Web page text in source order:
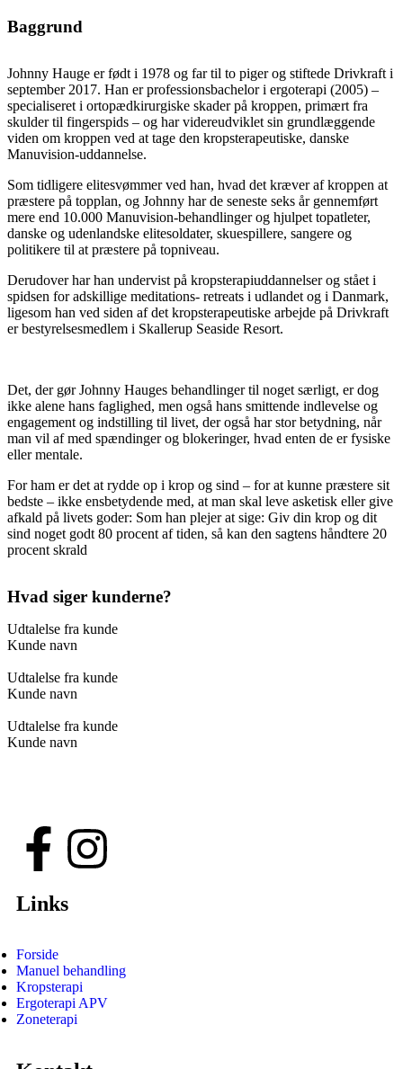
Baggrund
Johnny Hauge er født i 1978 og far til to piger og stiftede Drivkraft i
september 2017. Han er professionsbachelor i ergoterapi (2005) –
specialiseret i ortopædkirurgiske skader på kroppen, primært fra
skulder til fingerspids – og har videreudviklet sin grundlæggende
viden om kroppen ved at tage den kropsterapeutiske, danske
Manuvision-uddannelse.
Som tidligere elitesvømmer ved han, hvad det kræver af kroppen at
præstere på topplan, og Johnny har de seneste seks år gennemført
mere end 10.000 Manuvision-behandlinger og hjulpet topatleter,
danske og udenlandske elitesoldater, skuespillere, sangere og
politikere til at præstere på topniveau.
Derudover har han undervist på kropsterapiuddannelser og stået i
spidsen for adskillige meditations- retreats i udlandet og i Danmark,
ligesom han ved siden af det kropsterapeutiske arbejde på Drivkraft
er bestyrelsesmedlem i Skallerup Seaside Resort.
Det, der gør Johnny Hauges behandlinger til noget særligt, er dog
ikke alene hans faglighed, men også hans smittende indlevelse og
engagement og indstilling til livet, der også har stor betydning, når
man vil af med spændinger og blokeringer, hvad enten de er fysiske
eller mentale.
For ham er det at rydde op i krop og sind – for at kunne præstere sit
bedste – ikke ensbetydende med, at man skal leve asketisk eller give
afkald på livets goder: Som han plejer at sige: Giv din krop og dit
sind noget godt 80 procent af tiden, så kan den sagtens håndtere 20
procent skrald
Hvad siger kunderne?
Udtalelse fra kunde
Kunde navn
Udtalelse fra kunde
Kunde navn
Udtalelse fra kunde
Kunde navn
Links
Forside
Manuel behandling
Kropsterapi
Ergoterapi APV
Zoneterapi